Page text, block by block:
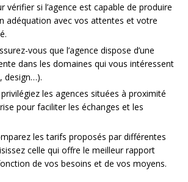
vérifier si l’agence est capable de produire
adéquation avec vos attentes et votre
vous que l’agence dispose d’une
dans les domaines qui vous intéressent
design…).
les agences situées à proximité
pour faciliter les échanges et les
les tarifs proposés par différentes
celle qui offre le meilleur rapport
de vos besoins et de vos moyens.